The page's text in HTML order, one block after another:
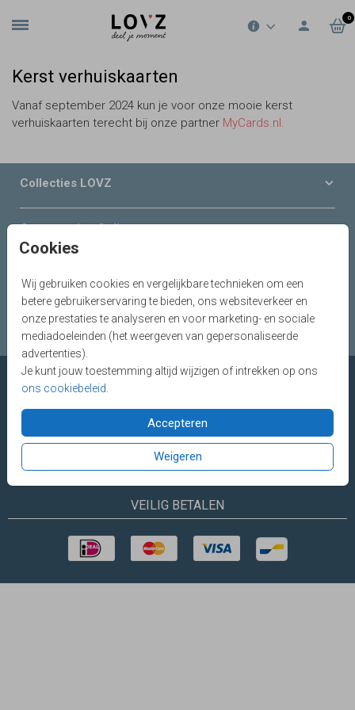
0
Cookies
Wij gebruiken cookies en vergelijkbare technieken om een
betere gebruikerservaring te bieden, ons websiteverkeer en
onze prestaties te analyseren en voor marketing- en sociale
mediadoeleinden (het weergeven van gepersonaliseerde
advertenties).
Je kunt jouw toestemming altijd wijzigen of intrekken op ons
ons cookiebeleid
Accepteren
Weigeren
Kerst verhuiskaarten
Vanaf september 2024 kun je voor onze mooie kerst
verhuiskaarten terecht bij onze partner MyCards.nl.
Collecties LOVZ
Onze service & diensten
Serviceteam
Made with Lovz © 2025 LOVZVragen? E-mailof bel085 - 401 04
(werkdagen tot 18.00 uur)
VEILIG BETALEN